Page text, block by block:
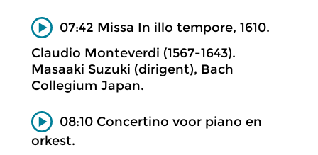
07:42 Missa In illo tempore, 1610.
Claudio Monteverdi (1567-1643).
Masaaki Suzuki (dirigent), Bach
Collegium Japan.
08:10 Concertino voor piano en
orkest.